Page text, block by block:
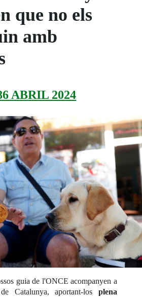
que no els
amb
ABRIL 2024
guia de l'ONCE acompanyen a
Catalunya, aportant-los plena